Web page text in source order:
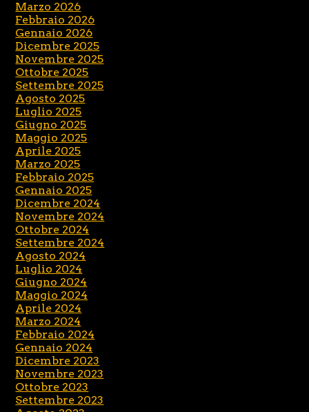
Marzo 2026
Febbraio 2026
Gennaio 2026
Dicembre 2025
Novembre 2025
Ottobre 2025
Settembre 2025
Agosto 2025
Luglio 2025
Giugno 2025
Maggio 2025
Aprile 2025
Marzo 2025
Febbraio 2025
Gennaio 2025
Dicembre 2024
Novembre 2024
Ottobre 2024
Settembre 2024
Agosto 2024
Luglio 2024
Giugno 2024
Maggio 2024
Aprile 2024
Marzo 2024
Febbraio 2024
Gennaio 2024
Dicembre 2023
Novembre 2023
Ottobre 2023
Settembre 2023